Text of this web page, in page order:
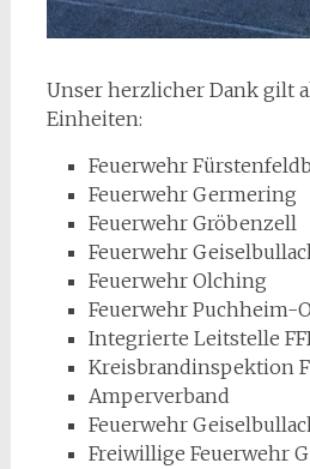
Unser herzlicher Dank gilt
Einheiten:
Feuerwehr
Feuerwehr Germering
Feuerwehr Gröbenzell
Feuerwehr
Feuerwehr Olching
Feuerwehr Puchheim-
Integrierte Leitstelle
Kreisbrandinspektion
Amperverband
Feuerwehr
Freiwillige Feuerwehr